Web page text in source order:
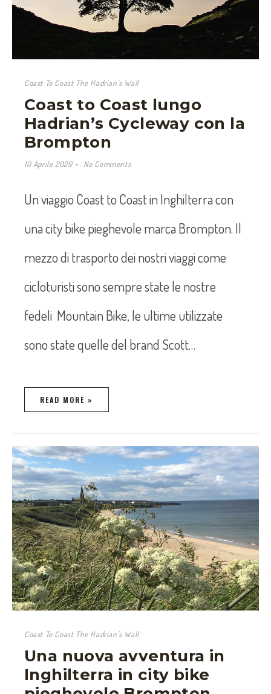
Coast To Coast The Hadrian's Wall
Coast to Coast lungo
Hadrian’s Cycleway con la
Brompton
10 Aprile 2020 No Comments
Un viaggio Coast to Coast in Inghilterra con
una city bike pieghevole marca Brompton. Il
mezzo di trasporto dei nostri viaggi come
cicloturisti sono sempre state le nostre
fedeli Mountain Bike, le ultime utilizzate
sono state quelle del brand Scott…
READ MORE »
Coast To Coast The Hadrian's Wall
Una nuova avventura in
Inghilterra in city bike